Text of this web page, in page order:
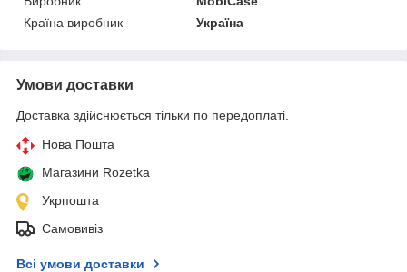
Країна виробник
Україна
Умови доставки
Доставка здійснюється тільки по передоплаті.
Нова Пошта
Магазини Rozetka
Укрпошта
Самовивіз
Всі умови доставки